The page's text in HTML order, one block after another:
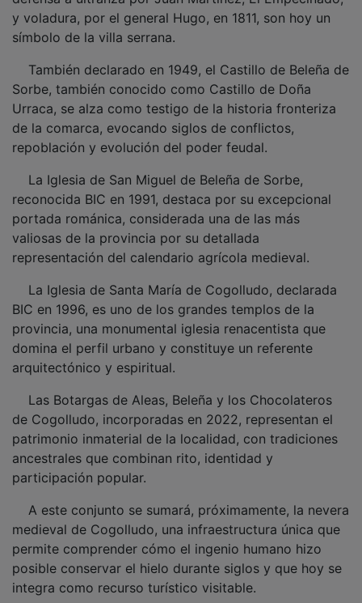
y voladura, por el general Hugo, en 1811, son hoy un
símbolo de la villa serrana.
Sorbe, también conocido como Castillo de Doña
Urraca, se alza como testigo de la historia fronteriza
de la comarca, evocando siglos de conflictos,
repoblación y evolución del poder feudal.
reconocida BIC en 1991, destaca por su excepcional
portada románica, considerada una de las más
valiosas de la provincia por su detallada
representación del calendario agrícola medieval.
BIC en 1996, es uno de los grandes templos de la
provincia, una monumental iglesia renacentista que
domina el perfil urbano y constituye un referente
arquitectónico y espiritual.
de Cogolludo, incorporadas en 2022, representan el
patrimonio inmaterial de la localidad, con tradiciones
ancestrales que combinan rito, identidad y
participación popular.
medieval de Cogolludo, una infraestructura única que
permite comprender cómo el ingenio humano hizo
posible conservar el hielo durante siglos y que hoy se
integra como recurso turístico visitable.